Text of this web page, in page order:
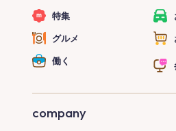
特集
グルメ
働く
company